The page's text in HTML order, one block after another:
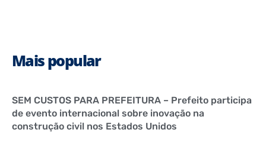
Mais popular
SEM CUSTOS PARA PREFEITURA – Prefeito participa
de evento internacional sobre inovação na
construção civil nos Estados Unidos